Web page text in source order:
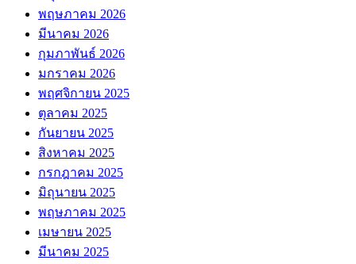
พฤษภาคม 2026
มีนาคม 2026
กุมภาพันธ์ 2026
มกราคม 2026
พฤศจิกายน 2025
ตุลาคม 2025
กันยายน 2025
สิงหาคม 2025
กรกฎาคม 2025
มิถุนายน 2025
พฤษภาคม 2025
เมษายน 2025
มีนาคม 2025